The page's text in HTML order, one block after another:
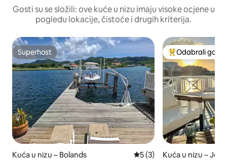
Gosti su se složili: ove kuće u nizu imaju visoke ocjene u
pogledu lokacije, čistoće i drugih kriterija.
Superhost
Superhost
Kuća u nizu – Bolands Prosječna ocjena: 5/5,
5 (3)
Među najviše
Odabrali gosti
Kuća u nizu –